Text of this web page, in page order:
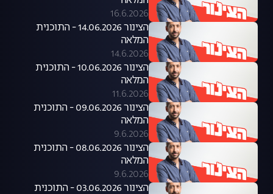
16.6.2026
הצינור 14.06.2026 - התוכנית
המלאה
14.6.2026
הצינור 10.06.2026 - התוכנית
המלאה
11.6.2026
הצינור 09.06.2026 - התוכנית
המלאה
9.6.2026
הצינור 08.06.2026 - התוכנית
המלאה
9.6.2026
הצינור 03.06.2026 - התוכנית